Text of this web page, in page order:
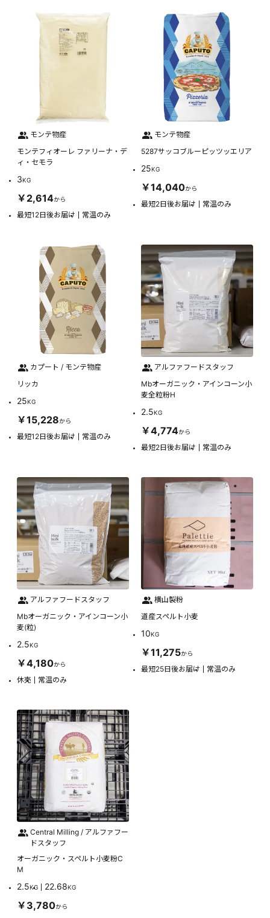
モンテ物産
モンテフィオーレ ファリーナ・デ
ィ・セモラ
3KG
￥2,614から
最短12日後お届け 常温のみ
モンテ物産
5287サッコブルーピッツッエリア
25KG
￥14,040から
最短2日後お届け 常温のみ
カプート / モンテ物産
リッカ
25KG
￥15,228から
最短12日後お届け 常温のみ
アルファフードスタッフ
Mbオーガニック・アインコーン小
麦全粒粉H
2.5KG
￥4,774から
最短2日後お届け 常温のみ
アルファフードスタッフ
Mbオーガニック・アインコーン小
麦(粒)
2.5KG
￥4,180から
休売 常温のみ
横山製粉
道産スペルト小麦
10KG
￥11,275から
最短25日後お届け 常温のみ
Central Milling / アルファフー
ドスタッフ
オーガニック・スペルト小麦粉C
M
2.5KG 22.68KG
￥3,780から